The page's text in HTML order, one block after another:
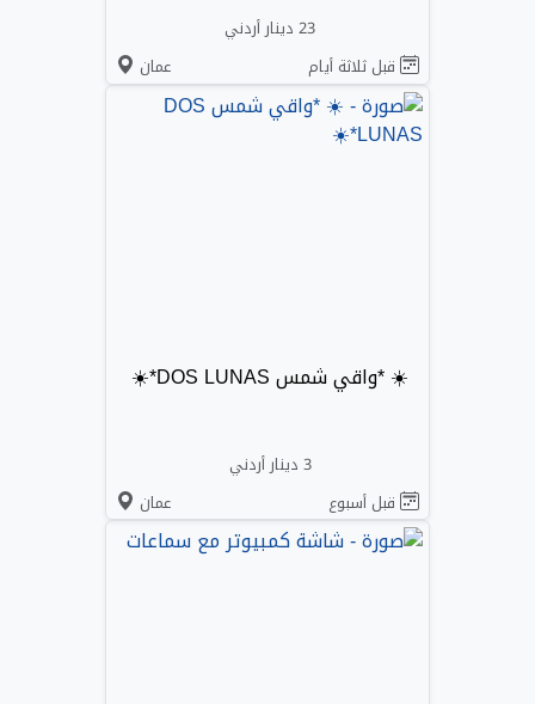
23 دينار أردني
قبل ثلاثة أيام
عمان
☀️ *واقي شمس DOS LUNAS*☀️
3 دينار أردني
قبل أسبوع
عمان